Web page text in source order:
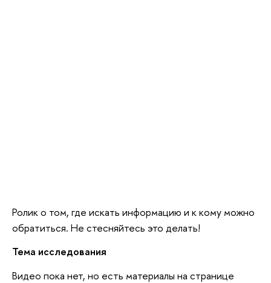
Ролик о том, где искать информацию и к кому можно
обратиться. Не стесняйтесь это делать!
Тема исследования
Видео пока нет, но есть материалы на странице